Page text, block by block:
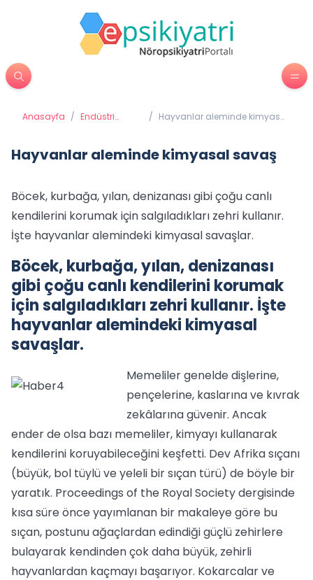
Anasayfa / Endüstri
/ Hayvanlar aleminde kimyasal
Hayvanlar aleminde kimyasal savaş
Böcek, kurbağa, yılan, denizanası gibi çoğu canlı
kendilerini korumak için salgıladıkları zehri kullanır.
İşte hayvanlar alemindeki kimyasal savaşlar.
Böcek, kurbağa, yılan, denizanası
gibi çoğu canlı kendilerini korumak
için salgıladıkları zehri kullanır. İşte
hayvanlar alemindeki kimyasal
savaşlar.
Memeliler genelde dişlerine,
pençelerine, kaslarına ve kıvrak
zekâlarına güvenir. Ancak
ender de olsa bazı memeliler, kimyayı kullanarak
kendilerini koruyabileceğini keşfetti. Dev Afrika sıçanı
(büyük, bol tüylü ve yeleli bir sıçan türü) de böyle bir
yaratık. Proceedings of the Royal Society dergisinde
kısa süre önce yayımlanan bir makaleye göre bu
sıçan, postunu ağaçlardan edindiği güçlü zehirlere
bulayarak kendinden çok daha büyük, zehirli
hayvanlardan kaçmayı başarıyor. Kokarcalar ve